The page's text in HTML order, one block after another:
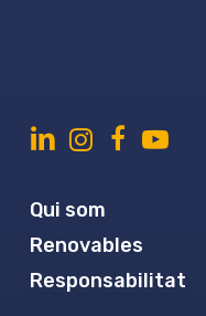
Qui som
Renovables
Responsabilitat